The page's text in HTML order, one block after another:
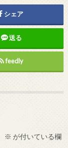
シェア
送る
feedly
※ が付いている欄